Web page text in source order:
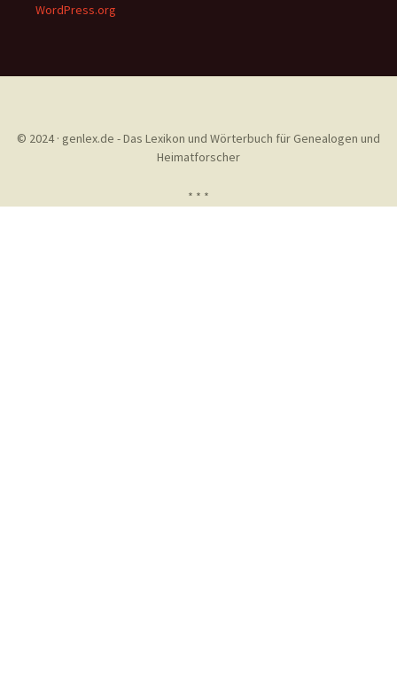
WordPress.org
© 2024 · genlex.de - Das Lexikon und Wörterbuch für Genealogen und
Heimatforscher
* * *